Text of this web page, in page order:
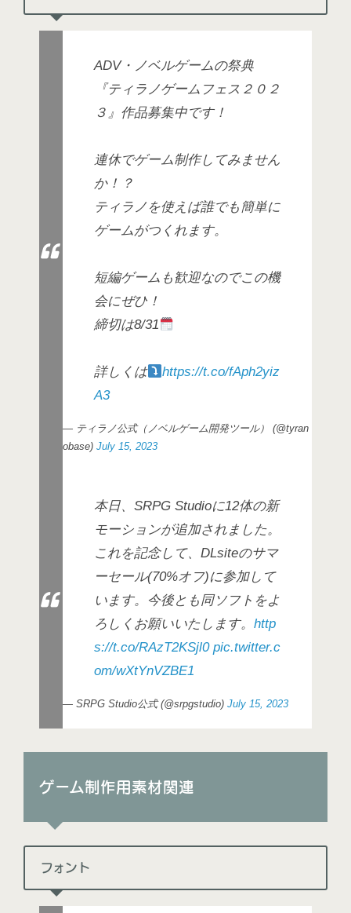
ADV・ノベルゲームの祭典
『ティラノゲームフェス２０２
３』作品募集中です！
連休でゲーム制作してみません
か！？
ティラノを使えば誰でも簡単に
ゲームがつくれます。
短編ゲームも歓迎なのでこの機
会にぜひ！
締切は8/31
詳しくは
https://t.co/fAph2yiz
A3
— ティラノ公式（ノベルゲーム開発ツール） (@tyran
obase) July 15, 2023
本日、SRPG Studioに12体の新
モーションが追加されました。
これを記念して、DLsiteのサマ
ーセール(70%オフ)に参加して
います。今後とも同ソフトをよ
ろしくお願いいたします。 http
s://t.co/RAzT2KSjl0 pic.twitter.c
om/wXtYnVZBE1
— SRPG Studio公式 (@srpgstudio) July 15, 2023
ゲーム制作用素材関連
フォント